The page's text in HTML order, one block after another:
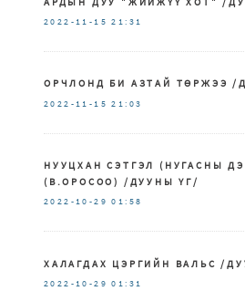
2022-11-15 21:31
ОРЧЛОНД БИ АЗТАЙ ТӨРЖЭЭ /
2022-11-15 21:03
НУУЦХАН СЭТГЭЛ (НУГАСНЫ
(В.ОРОСОО) /ДУУНЫ ҮГ/
2022-10-29 01:58
ХАЛАГДАХ ЦЭРГИЙН ВАЛЬС /
2022-10-29 01:31